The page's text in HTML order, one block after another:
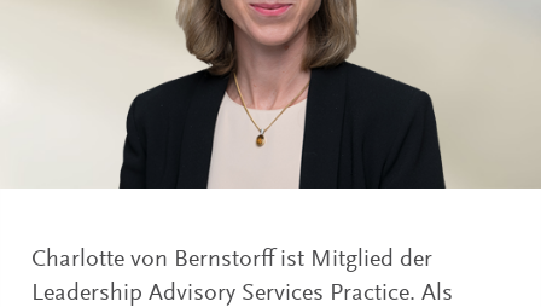
Charlotte von Bernstorff ist Mitglied der
Leadership Advisory Services Practice. Als